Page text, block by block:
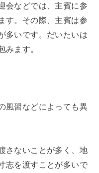
会などでは、主賓に参
す。その際、主賓は参
多いです。だいたいは
みます。
風習などによっても異
さないことが多く、地
志を渡すことが多いで